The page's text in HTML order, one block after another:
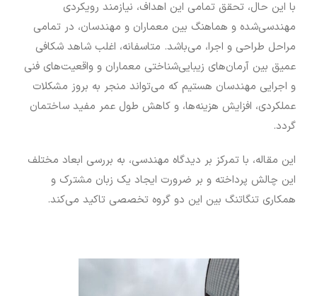
با این حال، تحقق تمامی این اهداف، نیازمند رویکردی
مهندسی‌شده و هماهنگ بین معماران و مهندسان، در تمامی
مراحل طراحی و اجرا، می‌باشد. متاسفانه، اغلب شاهد شکافی
عمیق بین آرمان‌های زیبایی‌شناختی معماران و واقعیت‌های فنی
و اجرایی مهندسان هستیم که می‌تواند منجر به بروز مشکلات
عملکردی، افزایش هزینه‌ها، و کاهش طول عمر مفید ساختمان
گردد.
این مقاله، با تمرکز بر دیدگاه مهندسی، به بررسی ابعاد مختلف
این چالش پرداخته و بر ضرورت ایجاد یک زبان مشترک و
همکاری تنگاتنگ بین این دو گروه تخصصی تاکید می‌کند.